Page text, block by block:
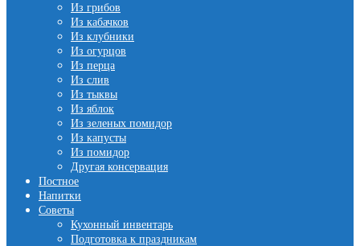
Из грибов
Из кабачков
Из клубники
Из огурцов
Из перца
Из слив
Из тыквы
Из яблок
Из зеленых помидор
Из капусты
Из помидор
Другая консервация
Постное
Напитки
Советы
Кухонный инвентарь
Подготовка к праздникам